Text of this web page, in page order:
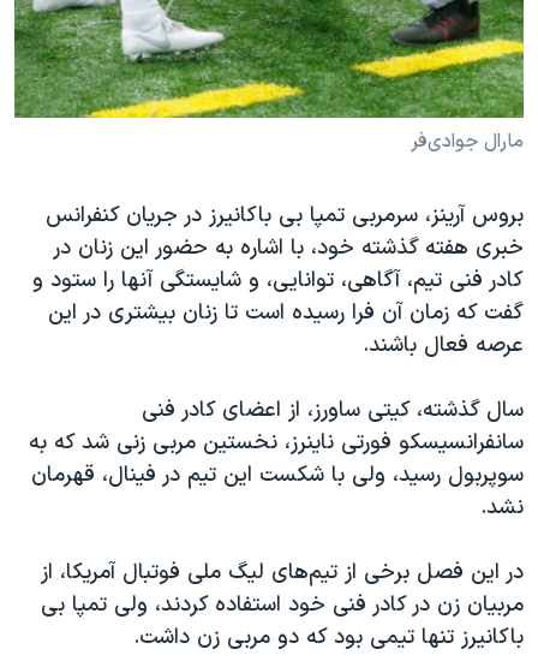
مارال جوادی‌فر
بروس آرینز، سرمربی تمپا بی باکانیرز در جریان کنفرانس
خبری هفته گذشته خود، با اشاره به حضور این زنان در
کادر فنی تیم، آگاهی، توانایی، و‌ شایستگی آنها را ستود و
گفت که زمان آن فرا رسیده است تا زنان بیشتری در این
عرصه فعال باشند.
سال گذشته، کیتی ساورز، از اعضای کادر فنی
سانفرانسیسکو فورتی ناینرز، نخستین مربی زنی شد که به
سوپربول رسید، ولی با شکست این‌ تیم در فینال، قهرمان
نشد.
در این فصل برخی از تیم‌های لیگ ملی فوتبال آمریکا، از
مربیان زن در کادر فنی خود استفاده کردند، ولی تمپا بی
باکانیرز تنها تیمی بود که دو مربی زن داشت.